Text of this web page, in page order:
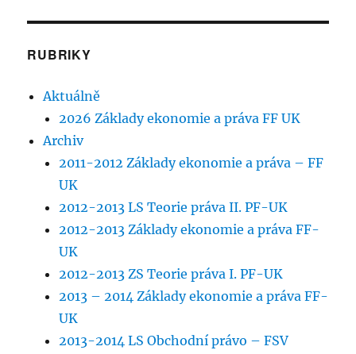
RUBRIKY
Aktuálně
2026 Základy ekonomie a práva FF UK
Archiv
2011-2012 Základy ekonomie a práva – FF
UK
2012-2013 LS Teorie práva II. PF-UK
2012-2013 Základy ekonomie a práva FF-
UK
2012-2013 ZS Teorie práva I. PF-UK
2013 – 2014 Základy ekonomie a práva FF-
UK
2013-2014 LS Obchodní právo – FSV